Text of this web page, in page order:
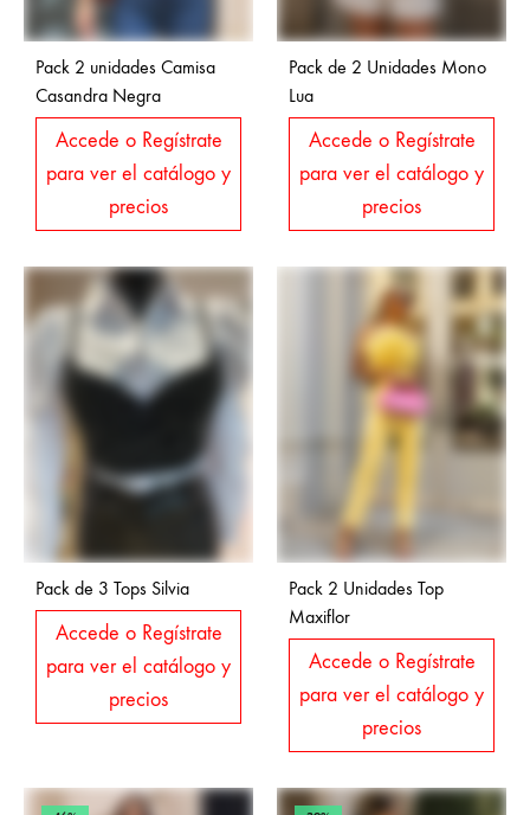
Pack 2 unidades Camisa
Casandra Negra
Accede o Regístrate
para ver el catálogo y
precios
Pack de 2 Unidades Mono
Lua
Accede o Regístrate
para ver el catálogo y
precios
Pack de 3 Tops Silvia
Accede o Regístrate
para ver el catálogo y
precios
Pack 2 Unidades Top
Maxiflor
Accede o Regístrate
para ver el catálogo y
precios